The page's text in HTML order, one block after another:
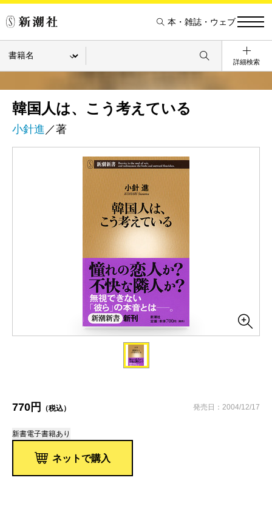
本・雑誌・ウェブ
詳細検索
韓国人は、こう考えている
小針進 ／著
770円 （税込） 発売日：2004/12/17
新書電子書籍あり
ネットで購入